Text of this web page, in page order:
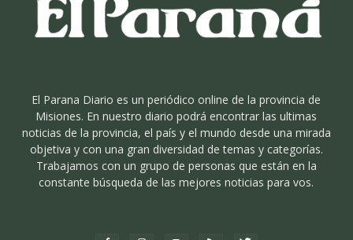
El Parana Diario es un periódico online de la provincia de
Misiones. En nuestro diario podrá encontrar las ultimas
noticias de la provincia, el país y el mundo desde una mirada
objetiva y con una gran diversidad de temas y categorías.
Trabajamos con un grupo de personas que están en la
constante búsqueda de las mejores noticias para vos.